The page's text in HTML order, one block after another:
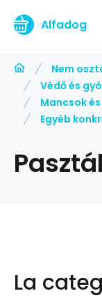
Alfadog
Nem
Védő és
Mancsok
Egyéb
La